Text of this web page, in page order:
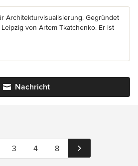
Architekturvisualisierung. Gegründet
von Artem Tkatchenko. Er ist
Nachricht
3 4 8